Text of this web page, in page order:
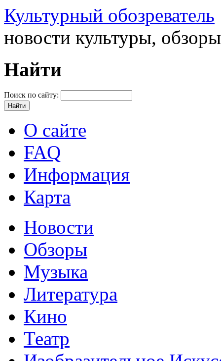
Культурный обозреватель
новости культуры,
Найти
Поиск по сайту:
О сайте
FAQ
Информация
Карта
Новости
Обзоры
Музыка
Литература
Кино
Театр